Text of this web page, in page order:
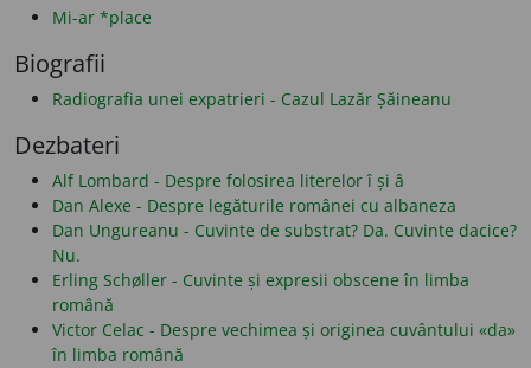
Mi-ar *place
Biografii
Radiografia unei expatrieri - Cazul Lazăr Șăineanu
Dezbateri
Alf Lombard - Despre folosirea literelor î și â
Dan Alexe - Despre legăturile românei cu albaneza
Dan Ungureanu - Cuvinte de substrat? Da. Cuvinte dacice?
Nu.
Erling Schøller - Cuvinte și expresii obscene în limba
română
Victor Celac - Despre vechimea și originea cuvântului «da»
în limba română